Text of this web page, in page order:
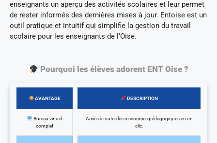
enseignants un aperçu des activités scolaires et leur permet
de rester informés des dernières mises à jour. Entoise est un
outil pratique et intuitif qui simplifie la gestion du travail
scolaire pour les enseignants de l’Oise.
Pourquoi les élèves adorent ENT Oise ?
AVANTAGE DESCRIPTION
Bureau virtuel
complet
Accès à toutes les ressources pédagogiques en un
clic.